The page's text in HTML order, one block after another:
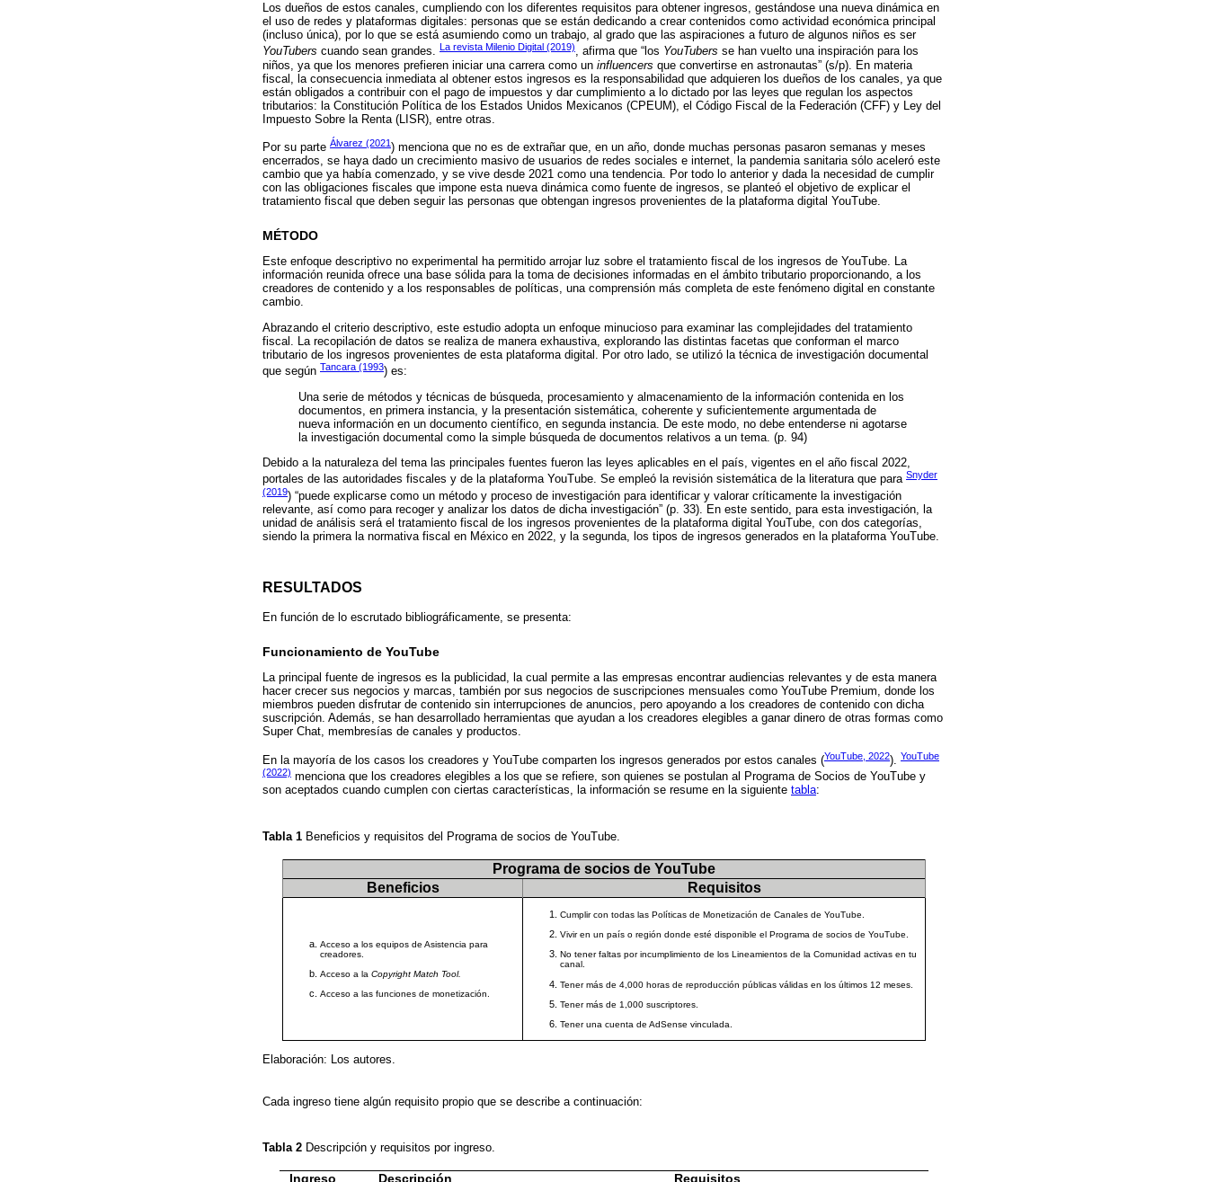
Los dueños de estos canales, cumpliendo con los diferentes requisitos para obtener ingresos, gestándose una nueva dinámica en
el uso de redes y plataformas digitales: personas que se están dedicando a crear contenidos como actividad económica principal
(incluso única), por lo que se está asumiendo como un trabajo, al grado que las aspiraciones a futuro de algunos niños es ser
YouTubers cuando sean grandes. La revista Milenio Digital (2019), afirma que “los YouTubers se han vuelto una inspiración para los
niños, ya que los menores prefieren iniciar una carrera como un influencers que convertirse en astronautas” (s/p). En materia
fiscal, la consecuencia inmediata al obtener estos ingresos es la responsabilidad que adquieren los dueños de los canales, ya que
están obligados a contribuir con el pago de impuestos y dar cumplimiento a lo dictado por las leyes que regulan los aspectos
tributarios: la Constitución Política de los Estados Unidos Mexicanos (CPEUM), el Código Fiscal de la Federación (CFF) y Ley del
Impuesto Sobre la Renta (LISR), entre otras.
Por su parte Álvarez (2021) menciona que no es de extrañar que, en un año, donde muchas personas pasaron semanas y meses
encerrados, se haya dado un crecimiento masivo de usuarios de redes sociales e internet, la pandemia sanitaria sólo aceleró este
cambio que ya había comenzado, y se vive desde 2021 como una tendencia. Por todo lo anterior y dada la necesidad de cumplir
con las obligaciones fiscales que impone esta nueva dinámica como fuente de ingresos, se planteó el objetivo de explicar el
tratamiento fiscal que deben seguir las personas que obtengan ingresos provenientes de la plataforma digital YouTube.
MÉTODO
Este enfoque descriptivo no experimental ha permitido arrojar luz sobre el tratamiento fiscal de los ingresos de YouTube. La
información reunida ofrece una base sólida para la toma de decisiones informadas en el ámbito tributario proporcionando, a los
creadores de contenido y a los responsables de políticas, una comprensión más completa de este fenómeno digital en constante
cambio.
Abrazando el criterio descriptivo, este estudio adopta un enfoque minucioso para examinar las complejidades del tratamiento
fiscal. La recopilación de datos se realiza de manera exhaustiva, explorando las distintas facetas que conforman el marco
tributario de los ingresos provenientes de esta plataforma digital. Por otro lado, se utilizó la técnica de investigación documental
que según Tancara (1993) es:
Una serie de métodos y técnicas de búsqueda, procesamiento y almacenamiento de la información contenida en los
documentos, en primera instancia, y la presentación sistemática, coherente y suficientemente argumentada de
nueva información en un documento científico, en segunda instancia. De este modo, no debe entenderse ni agotarse
la investigación documental como la simple búsqueda de documentos relativos a un tema. (p. 94)
Debido a la naturaleza del tema las principales fuentes fueron las leyes aplicables en el país, vigentes en el año fiscal 2022,
portales de las autoridades fiscales y de la plataforma YouTube. Se empleó la revisión sistemática de la literatura que para Snyder
(2019) “puede explicarse como un método y proceso de investigación para identificar y valorar críticamente la investigación
relevante, así como para recoger y analizar los datos de dicha investigación” (p. 33). En este sentido, para esta investigación, la
unidad de análisis será el tratamiento fiscal de los ingresos provenientes de la plataforma digital YouTube, con dos categorías,
siendo la primera la normativa fiscal en México en 2022, y la segunda, los tipos de ingresos generados en la plataforma YouTube.
RESULTADOS
En función de lo escrutado bibliográficamente, se presenta:
Funcionamiento de YouTube
La principal fuente de ingresos es la publicidad, la cual permite a las empresas encontrar audiencias relevantes y de esta manera
hacer crecer sus negocios y marcas, también por sus negocios de suscripciones mensuales como YouTube Premium, donde los
miembros pueden disfrutar de contenido sin interrupciones de anuncios, pero apoyando a los creadores de contenido con dicha
suscripción. Además, se han desarrollado herramientas que ayudan a los creadores elegibles a ganar dinero de otras formas como
Super Chat, membresías de canales y productos.
En la mayoría de los casos los creadores y YouTube comparten los ingresos generados por estos canales (YouTube, 2022). YouTube
(2022) menciona que los creadores elegibles a los que se refiere, son quienes se postulan al Programa de Socios de YouTube y
son aceptados cuando cumplen con ciertas características, la información se resume en la siguiente tabla:
Tabla 1 Beneficios y requisitos del Programa de socios de YouTube.
Programa de socios de YouTube
Beneficios
Requisitos
Acceso a los equipos de Asistencia para
creadores.
Acceso a la Copyright Match Tool.
Acceso a las funciones de monetización.
Cumplir con todas las Políticas de Monetización de Canales de YouTube.
Vivir en un país o región donde esté disponible el Programa de socios de YouTube.
No tener faltas por incumplimiento de los Lineamientos de la Comunidad activas en tu
canal.
Tener más de 4,000 horas de reproducción públicas válidas en los últimos 12 meses.
Tener más de 1,000 suscriptores.
Tener una cuenta de AdSense vinculada.
Elaboración: Los autores.
Cada ingreso tiene algún requisito propio que se describe a continuación:
Tabla 2 Descripción y requisitos por ingreso.
Ingreso Descripción Requisitos